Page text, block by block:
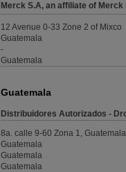
Merck S.A, an affiliate of
12 Avenue 0-33 Zone 2 of Mixco
Guatemala
-
Guatemala
Guatemala
Distribuidores Autorizados -
8a. calle 9-60 Zona 1, Guatemala
Guatemala
Guatemala
Guatemala